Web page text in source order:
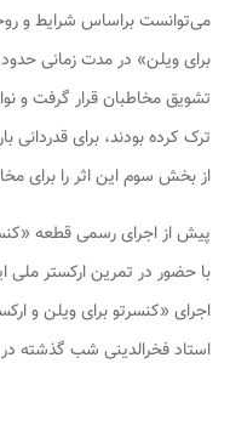
می‌توانست براساس شرایط و
تشویق مخاطبان قرار گرفت و
ترک کرده بودند، برای
از بخش سوم این اثر را برای
پیش از اجرای رسمی قطعه
با حضور در تمرین ارکستر ملی
اجرای «کنسرتو برای ویلن و
استاد فخرالدینی شب گذشته